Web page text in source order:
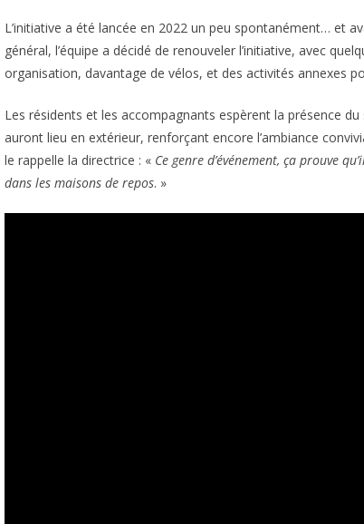
L’initiative a été lancée en 2022 un peu spontanément… et
général, l’équipe a décidé de renouveler l’initiative, avec
organisation, davantage de vélos, et des activités annexes
Les résidents et les accompagnants espèrent la présence
auront lieu en extérieur, renforçant encore l’ambiance
le rappelle la directrice : « Ce genre d’événement, ça prouve
dans les maisons de repos. »